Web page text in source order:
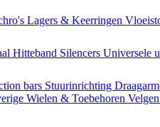
Lagers & Keerringen
Hitteband Silencers Universele
bars Stuurinrichting
Wielen & Toebehoren